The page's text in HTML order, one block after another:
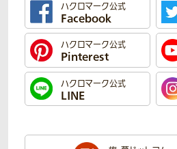
ハクロマーク公式
Facebook
ハクロマーク公式
Pinterest
ハクロマーク公式
LINE